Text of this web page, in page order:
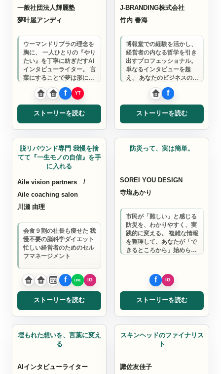
一般社団法人輝麗塾
夢叶屋アンディ
ウーマンドリプラの理念を
胸に、 一人ひとりの『やり
たい』を丁寧に紡ぎだすAI
インタビューライター。 言
葉にすることで夢は形にな
り、その物語は人と人をつ
なぎ、 波…
ストーリーを読む
J-BRANDING株式会社
竹内 春海
博報堂での経験を活かし、
経営者の内なる哲学を引き
出すプロフェッショナル。
単なるインタビューを超
え、 あなたのビジネスの本
質を言葉にし、新たな価値
を創造します…
ストーリーを読む
コーチ
脱リバウンド専門 我慢を捨
てて『一生モノの自信』を手
に入れる
Aile vision partners /
Aile coaching salon
川瀬 由理
会食９割の社長も痩せた 我
慢不要の脳科学ダイエット
忙しい経営者のためのセル
フマネージメント
ストーリーを読む
デザイン
防災って、実は簡単。
SOREI YOU DESIGN
寺塩あかり
市民が「難しい」と感じる
防災を、わかりやすく、実
践的に変える。 複雑な情報
を整理して、あなたが「で
きるところから」始められ
ストーリーを読む
AIインタビューライター
埋もれた想いを、言葉に変え
る
AIインタビューライター
コンサルタント
スキンヘッドのファイナリス
ト
諏佐友佳子